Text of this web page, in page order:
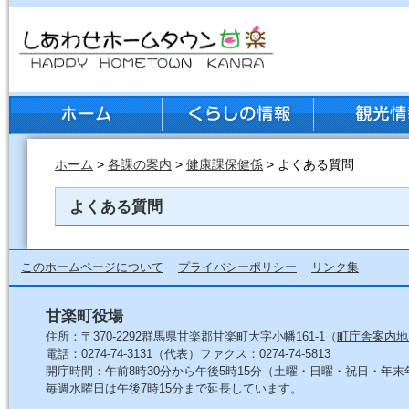
ホーム > 各課の案内 > 健康課保健係 > よくある質問
よくある質問
このホームページについて プライバシーポリシー リンク集
甘楽町役場
住所：〒370-2292群馬県甘楽郡甘楽町大字小幡161-1（町庁舎案内
電話：0274-74-3131（代表）ファクス：0274-74-5813
開庁時間：午前8時30分から午後5時15分（土曜・日曜・祝日・年末
毎週水曜日は午後7時15分まで延長しています。